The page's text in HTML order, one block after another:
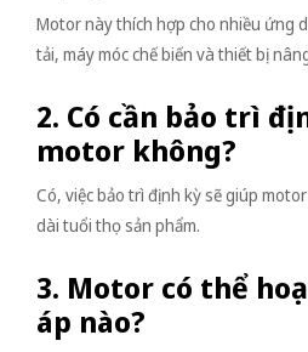
Motor này thích hợp cho nhiều ứng
tải, máy móc chế biến và thiết bị
2. Có cần bảo trì
motor không?
Có, việc bảo trì định kỳ sẽ giúp
dài tuổi thọ sản phẩm.
3. Motor có thể
áp nào?